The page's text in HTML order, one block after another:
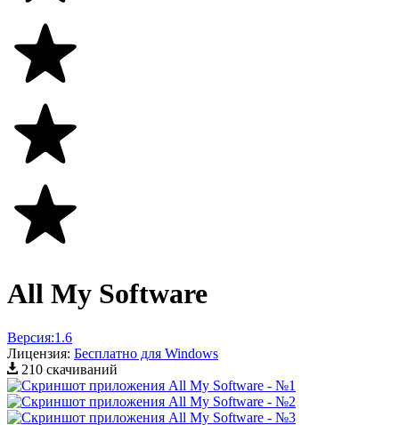
All My Software
Версия:1.6
Лицензия: Бесплатно для Windows
210 скачиваний